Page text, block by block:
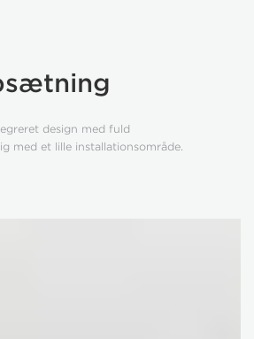
design med fuld
med et lille installationsområde.